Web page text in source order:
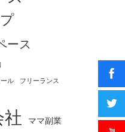
ース
ル
フリーランス
ママ副業